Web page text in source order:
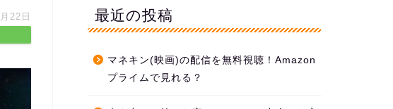
22日 最近の投稿
マネキン(映画)の配信を無料視聴！Amazon
プライムで見れる？